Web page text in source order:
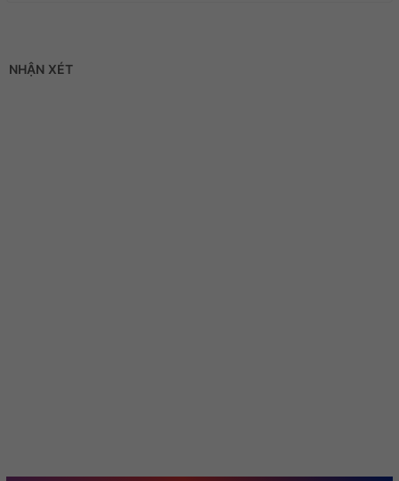
NHẬN XÉT